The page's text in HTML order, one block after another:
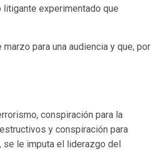
litigante experimentado que
para una audiencia y que, por
conspiración para la
y conspiración para
se le imputa el liderazgo del